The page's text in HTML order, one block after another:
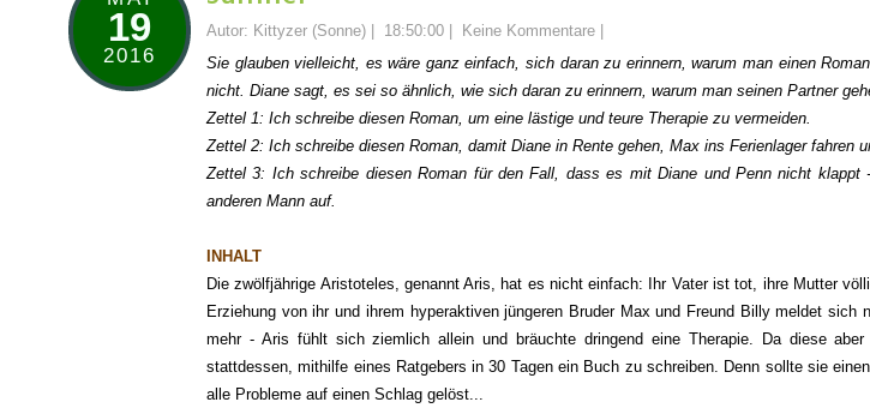
19
2016
Autor: Kittyzer (Sonne) 18:50:00 Keine Kommentare
Sie glauben vielleicht, es wäre ganz einfach, sich daran zu erinnern, warum man einen
nicht. Diane sagt, es sei so ähnlich, wie sich daran zu erinnern, warum man seinen Partner
Zettel 1: Ich schreibe diesen Roman, um eine lästige und teure Therapie zu vermeiden.
Zettel 2: Ich schreibe diesen Roman, damit Diane in Rente gehen, Max ins Ferienlager fahren
Zettel 3: Ich schreibe diesen Roman für den Fall, dass es mit Diane und Penn nicht klappt
anderen Mann auf.
INHALT
Die zwölfjährige Aristoteles, genannt Aris, hat es nicht einfach: Ihr Vater ist tot, ihre Mutter
Erziehung von ihr und ihrem hyperaktiven jüngeren Bruder Max und Freund Billy meldet sich
mehr - Aris fühlt sich ziemlich allein und bräuchte dringend eine Therapie. Da diese
stattdessen, mithilfe eines Ratgebers in 30 Tagen ein Buch zu schreiben. Denn sollte sie
alle Probleme auf einen Schlag gelöst...